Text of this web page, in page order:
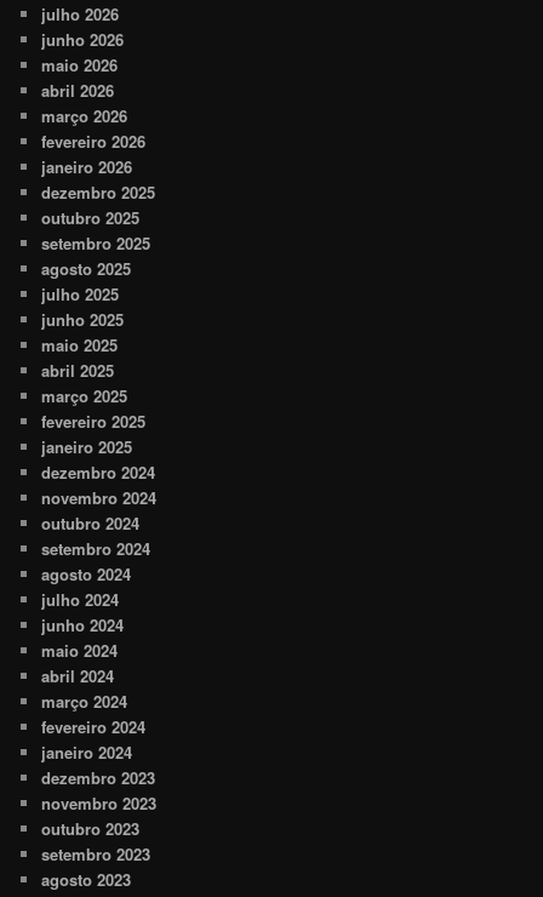
julho 2026
junho 2026
maio 2026
abril 2026
março 2026
fevereiro 2026
janeiro 2026
dezembro 2025
outubro 2025
setembro 2025
agosto 2025
julho 2025
junho 2025
maio 2025
abril 2025
março 2025
fevereiro 2025
janeiro 2025
dezembro 2024
novembro 2024
outubro 2024
setembro 2024
agosto 2024
julho 2024
junho 2024
maio 2024
abril 2024
março 2024
fevereiro 2024
janeiro 2024
dezembro 2023
novembro 2023
outubro 2023
setembro 2023
agosto 2023